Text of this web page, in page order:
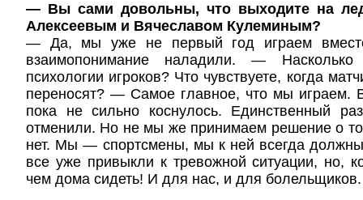
— Вы сами довольны, что выходите на
Алексеевым и Вячеславом Кулеминым?
— Да, мы уже не первый год играем
взаимопонимание наладили. —
психологии игроков? Что чувствуете, когда
переносят? — Самое главное, что мы играем.
пока не сильно коснулось. Единственный
отменили. Но не мы же принимаем решение о
нет. Мы — спортсмены, мы к ней всегда
все уже привыкли к тревожной ситуации, но,
чем дома сидеть! И для нас, и для болельщиков.